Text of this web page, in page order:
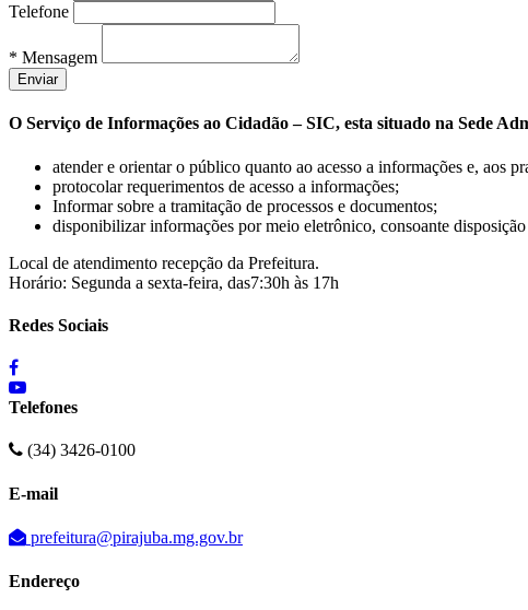
Telefone
* Mensagem
O Serviço de Informações ao Cidadão – SIC, esta situado na Sede
atender e orientar o público quanto ao acesso a informações e, aos
protocolar requerimentos de acesso a informações;
Informar sobre a tramitação de processos e documentos;
disponibilizar informações por meio eletrônico, consoante
Local de atendimento recepção da Prefeitura.
Horário: Segunda a sexta-feira, das7:30h às 17h
Redes Sociais
Telefones
(34) 3426-0100
E-mail
prefeitura@pirajuba.mg.gov.br
Endereço